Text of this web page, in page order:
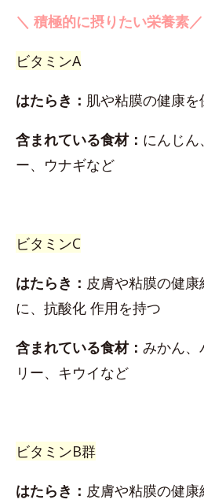
＼ 積極的に摂りたい栄養素／
ビタミンA
はたらき： 肌や粘膜の健康を
含まれている食材： にんじ
ー、ウナギなど
ビタミンC
はたらき： 皮膚や粘膜の健
に、抗酸化 作用を持つ
含まれている食材： みかん、
リー、キウイなど
ビタミンB群
はたらき： 皮膚や粘膜の健